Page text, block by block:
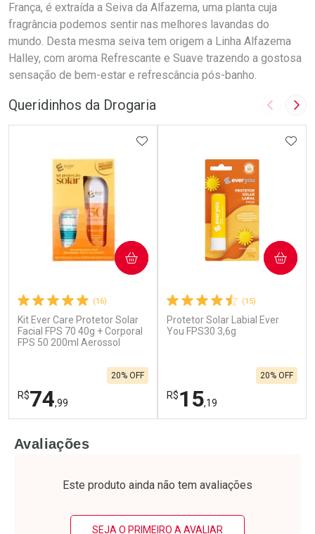
França, é extraída a Seiva da Alfazema, uma planta cuja
fragrância podemos sentir nas melhores lavandas do
mundo. Desta mesma seiva tem origem a Linha Alfazema
Halley, com aroma Refrescante e Suave trazendo a gostosa
sensação de bem-estar e refrescância pós-banho.
Queridinhos da Drogaria Imagem
(16)
Kit Ever Care Protetor Solar
Facial FPS 70 40g + Corporal
FPS 50 200ml Aerossol
R$74,99
20% OFF
ADICIONAR AOS FAVORITOS
COMPRAR
Laboratório
Por Menos
(15)
Protetor Solar Labial Ever
You FPS30 3,6g
R$15,19
20% OFF
COMPRAR
Laboratório
Por Menos
Avaliações
Este produto ainda não tem avaliações
SEJA O PRIMEIRO A AVALIAR